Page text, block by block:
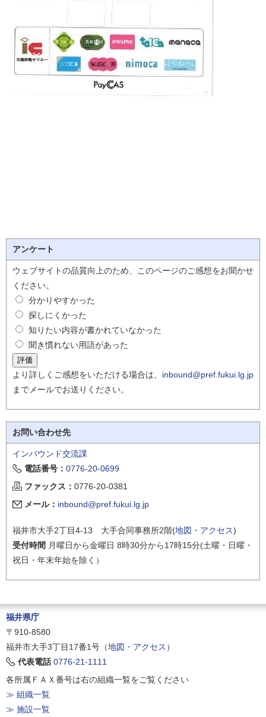
アンケート
ウェブサイトの品質向上のため、このページのご感想をお聞かせ
ください。
分かりやすかった
探しにくかった
知りたい内容が書かれていなかった
聞き慣れない用語があった
より詳しくご感想をいただける場合は、 inbound@pref.fukui.lg.jp
までメールでお送りください。
お問い合わせ先
インバウンド交流課
電話番号： 0776-20-0699
ファックス： 0776-20-0381
メール： inbound@pref.fukui.lg.jp
福井市大手2丁目4-13 大手合同事務所2階(地図・アクセス)
受付時間 月曜日から金曜日 8時30分から17時15分(土曜・日曜・
祝日・年末年始を除く）
福井県庁
〒910-8580
福井市大手3丁目17番1号（地図・アクセス ）
代表電話 0776-21-1111
各所属ＦＡＸ番号は右の組織一覧をご覧ください
≫ 組織一覧
≫ 施設一覧